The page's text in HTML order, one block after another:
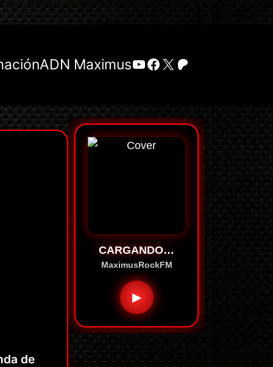
ADN MaximusYouTube
Facebook
X Patreon
de
CARGANDO…
MaximusRockFM
▶